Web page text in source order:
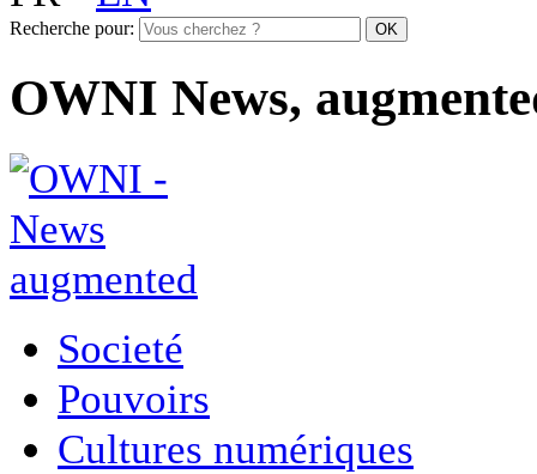
Recherche pour:
OWNI News,
Societé
Pouvoirs
Cultures numériques